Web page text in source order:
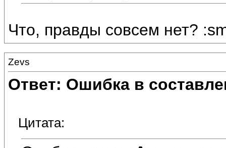
Что, правды совсем нет?
Zevs
Ответ: Ошибка в
Цитата: